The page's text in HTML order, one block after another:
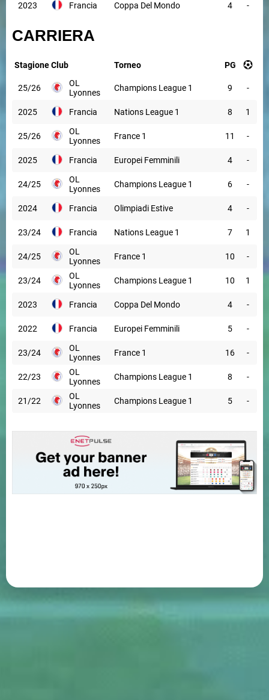
2023 Francia Coppa Del Mondo 4 -
CARRIERA
Stagione Club Torneo PG
25/26
OL
Lyonnes
Champions League 1 9 -
2025 Francia Nations League 1 8 1
25/26
OL
Lyonnes
France 1 11 -
2025 Francia Europei Femminili 4 -
24/25
OL
Lyonnes
Champions League 1 6 -
2024 Francia Olimpiadi Estive 4 -
23/24 Francia Nations League 1 7 1
24/25
OL
Lyonnes
France 1 10 -
23/24
OL
Lyonnes
Champions League 1 10 1
2023 Francia Coppa Del Mondo 4 -
2022 Francia Europei Femminili 5 -
23/24
OL
Lyonnes
France 1 16 -
22/23
OL
Lyonnes
Champions League 1 8 -
21/22
OL
Lyonnes
Champions League 1 5 -